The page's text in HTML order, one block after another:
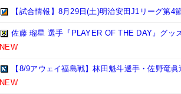
【試合情報】8月29日(土)明治安田J1リーグ第4
佐藤 瑠星 選手『PLAYER OF THE DAY』グッ
NEW
【8/9アウェイ福島戦】林田魁斗選手・佐野竜
NEW